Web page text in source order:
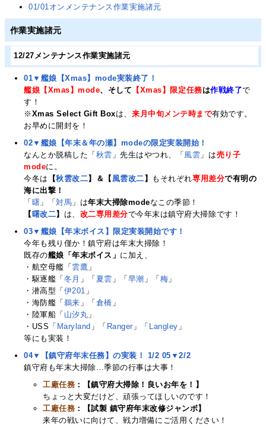
01/01オンメンテナンス作業実施諸元
作業実施諸元
12/27メンテナンス作業実施諸元
01▼艦娘【Xmas】mode実装終了！
艦娘【Xmas】mode、そして 【Xmas】限定任務は作戦終了で
す！
※ Xmas Select Gift Boxは、 来月中旬メンテ時まで有効です。
お早めに開封を！
02▼艦娘【年末＆年の瀬】modeの限定実装開始！
なんとか脱稿した「 秋雲 」先生はやつれ、「 風雲 」は売り子
modeに。
今冬は
【秋雲改二】＆【 風雲改二 】 もそれぞれ専用差分で有明の
海に出撃！
「 曙 」「対馬 」は年末大掃除modeなこの季節！
【 曙改二】 は、 改二専用差分で今年末は鎮守府大掃除です！
03▼艦娘【年末ボイス】限定実装開始です！
今年も残り僅か！鎮守府は年末大掃除！
既存の艦娘「年末ボイス」 に加え、
・航空母艦「 雲鷹 」
・駆逐艦「 冬月 」「 夏雲 」「 早潮 」「 梅 」
・潜高型「 伊201 」
・海防艦「 鵜来 」「 倉橋 」
・陸軍船「 山汐丸 」
・USS「 Maryland 」「 Ranger 」「 Langley 」
等にも実装！
04▼【鎮守府年末任務】の実装！ 1/2 05▼2/2
鎮守府も年末大掃除…季節の行事は大事！
工廠任務 ：【鎮守府大掃除！良いお年を！】
ちょっと大変だけど、頑張ってほしいのです！
工廠任務 ：【試製 鎮守府年末改修ジャンボ】
来年の戦いに向けて、戦力増備にご活用ください！